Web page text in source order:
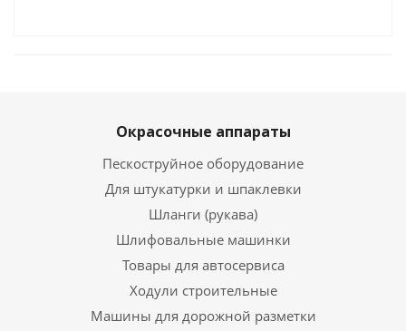
Окрасочные аппараты
Пескоструйное оборудование
Для штукатурки и шпаклевки
Шланги (рукава)
Шлифовальные машинки
Товары для автосервиса
Ходули строительные
Машины для дорожной разметки